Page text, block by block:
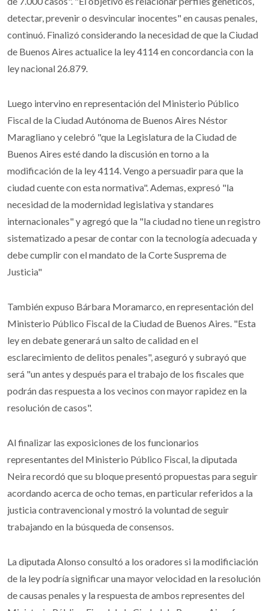
detectar, prevenir o desvincular inocentes" en causas penales,
continuó. Finalizó considerando la necesidad de que la Ciudad
de Buenos Aires actualice la ley 4114 en concordancia con la
ley nacional 26.879.
Luego intervino en representación del Ministerio Público
Fiscal de la Ciudad Autónoma de Buenos Aires Néstor
Maragliano y celebró "que la Legislatura de la Ciudad de
Buenos Aires esté dando la discusión en torno a la
modificación de la ley 4114. Vengo a persuadir para que la
ciudad cuente con esta normativa". Ademas, expresó "la
necesidad de la modernidad legislativa y standares
internacionales" y agregó que la "la ciudad no tiene un registro
sistematizado a pesar de contar con la tecnología adecuada y
debe cumplir con el mandato de la Corte Susprema de
Justicia"
También expuso Bárbara Moramarco, en representación del
Ministerio Público Fiscal de la Ciudad de Buenos Aires. "Esta
ley en debate generará un salto de calidad en el
esclarecimiento de delitos penales", aseguró y subrayó que
será "un antes y después para el trabajo de los fiscales que
podrán das respuesta a los vecinos con mayor rapidez en la
resolución de casos".
Al finalizar las exposiciones de los funcionarios
representantes del Ministerio Público Fiscal, la diputada
Neira recordó que su bloque presentó propuestas para seguir
acordando acerca de ocho temas, en particular referidos a la
justicia contravencional y mostró la voluntad de seguir
trabajando en la búsqueda de consensos.
La diputada Alonso consultó a los oradores si la modificiación
de la ley podría significar una mayor velocidad en la resolución
de causas penales y la respuesta de ambos representes del